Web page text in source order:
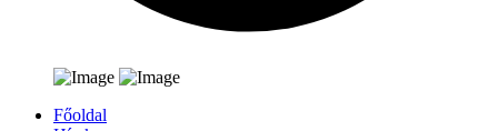
Főoldal